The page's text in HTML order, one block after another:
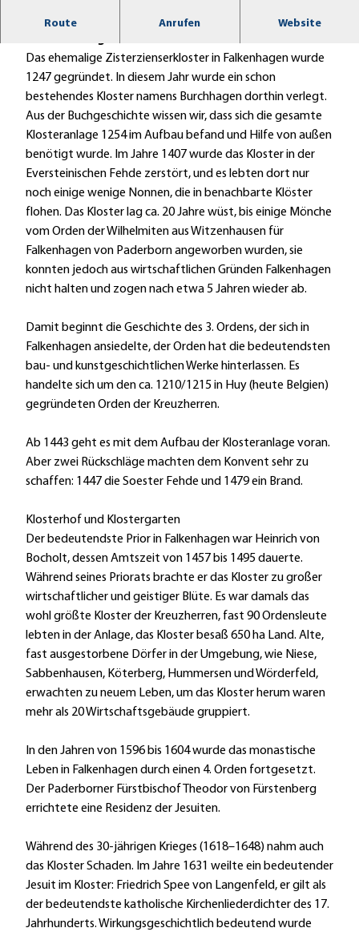
Route Anrufen Website
Hier trifft Geschichte auf eine verzaubernde
Das ehemalige Zisterzienserkloster in Falkenhagen wurde
1247 gegründet. In diesem Jahr wurde ein schon
bestehendes Kloster namens Burchhagen dorthin verlegt.
Aus der Buchgeschichte wissen wir, dass sich die gesamte
Klosteranlage 1254 im Aufbau befand und Hilfe von außen
benötigt wurde. Im Jahre 1407 wurde das Kloster in der
Eversteinischen Fehde zerstört, und es lebten dort nur
noch einige wenige Nonnen, die in benachbarte Klöster
flohen. Das Kloster lag ca. 20 Jahre wüst, bis einige Mönche
vom Orden der Wilhelmiten aus Witzenhausen für
Falkenhagen von Paderborn angeworben wurden, sie
konnten jedoch aus wirtschaftlichen Gründen Falkenhagen
nicht halten und zogen nach etwa 5 Jahren wieder ab.
Damit beginnt die Geschichte des 3. Ordens, der sich in
Falkenhagen ansiedelte, der Orden hat die bedeutendsten
bau- und kunstgeschichtlichen Werke hinterlassen. Es
handelte sich um den ca. 1210/1215 in Huy (heute Belgien)
gegründeten Orden der Kreuzherren.
Ab 1443 geht es mit dem Aufbau der Klosteranlage voran.
Aber zwei Rückschläge machten dem Konvent sehr zu
schaffen: 1447 die Soester Fehde und 1479 ein Brand.
Klosterhof und Klostergarten
Der bedeutendste Prior in Falkenhagen war Heinrich von
Bocholt, dessen Amtszeit von 1457 bis 1495 dauerte.
Während seines Priorats brachte er das Kloster zu großer
wirtschaftlicher und geistiger Blüte. Es war damals das
wohl größte Kloster der Kreuzherren, fast 90 Ordensleute
lebten in der Anlage, das Kloster besaß 650 ha Land. Alte,
fast ausgestorbene Dörfer in der Umgebung, wie Niese,
Sabbenhausen, Köterberg, Hummersen und Wörderfeld,
erwachten zu neuem Leben, um das Kloster herum waren
mehr als 20 Wirtschaftsgebäude gruppiert.
In den Jahren von 1596 bis 1604 wurde das monastische
Leben in Falkenhagen durch einen 4. Orden fortgesetzt.
Der Paderborner Fürstbischof Theodor von Fürstenberg
errichtete eine Residenz der Jesuiten.
Während des 30-jährigen Krieges (1618–1648) nahm auch
das Kloster Schaden. Im Jahre 1631 weilte ein bedeutender
Jesuit im Kloster: Friedrich Spee von Langenfeld, er gilt als
der bedeutendste katholische Kirchenliederdichter des 17.
Jahrhunderts. Wirkungsgeschichtlich bedeutend wurde